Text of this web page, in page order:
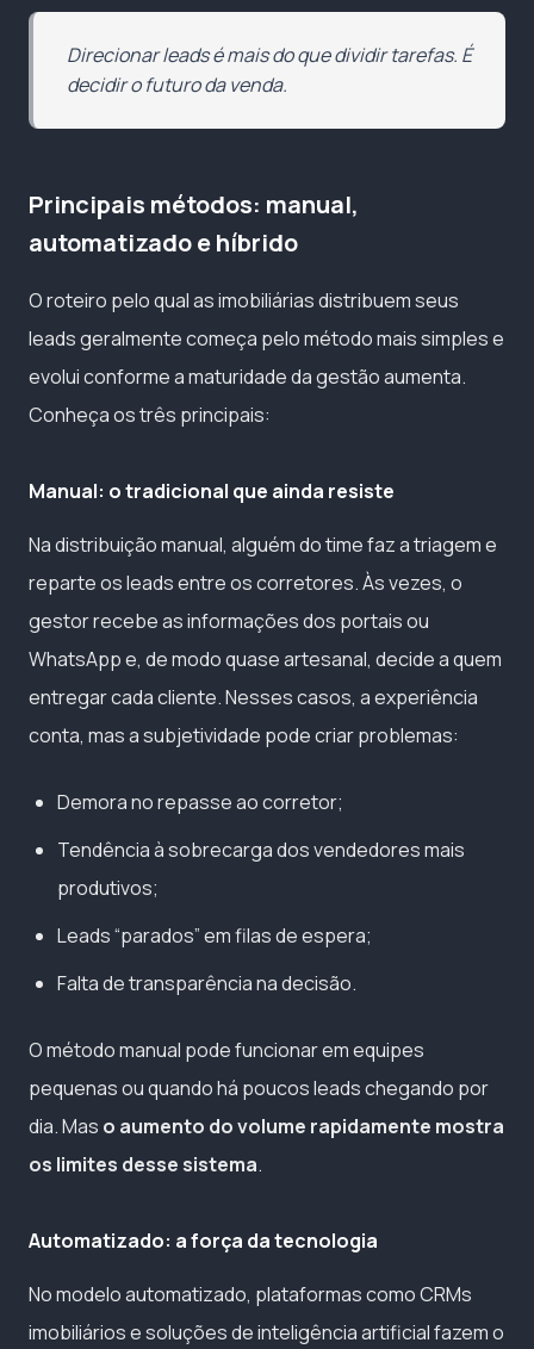
Direcionar leads é mais do que dividir tarefas. É
decidir o futuro da venda.
Principais métodos: manual,
automatizado e híbrido
O roteiro pelo qual as imobiliárias distribuem seus
leads geralmente começa pelo método mais simples e
evolui conforme a maturidade da gestão aumenta.
Conheça os três principais:
Manual: o tradicional que ainda resiste
Na distribuição manual, alguém do time faz a triagem e
reparte os leads entre os corretores. Às vezes, o
gestor recebe as informações dos portais ou
WhatsApp e, de modo quase artesanal, decide a quem
entregar cada cliente. Nesses casos, a experiência
conta, mas a subjetividade pode criar problemas:
Demora no repasse ao corretor;
Tendência à sobrecarga dos vendedores mais
produtivos;
Leads “parados” em filas de espera;
Falta de transparência na decisão.
O método manual pode funcionar em equipes
pequenas ou quando há poucos leads chegando por
dia. Mas o aumento do volume rapidamente mostra
os limites desse sistema.
Automatizado: a força da tecnologia
No modelo automatizado, plataformas como CRMs
imobiliários e soluções de inteligência artificial fazem o